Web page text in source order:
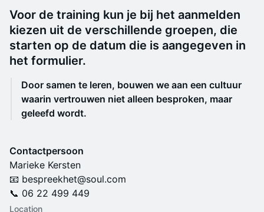
Voor de training kun je bij het aanmelden
kiezen uit de verschillende groepen, die
starten op de datum die is aangegeven in
het formulier.
Door samen te leren, bouwen we aan een cultuur
waarin vertrouwen niet alleen besproken, maar
geleefd wordt.
Contactpersoon
Marieke Kersten
📧 bespreekhet@soul.com
📞 06 22 499 449
Location